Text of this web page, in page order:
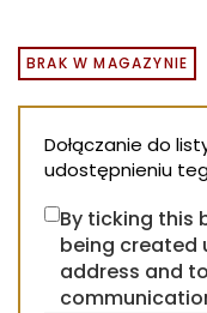
BRAK W MAGAZYNIE
Dołączanie do
udostępnieniu
By ticking this
being created
address and